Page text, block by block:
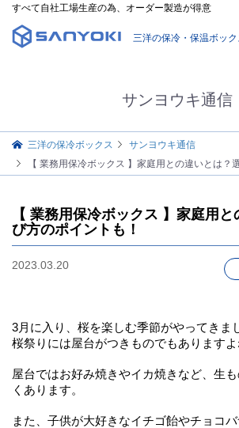
すべて自社工場生産の為、オーダー製造が得意
三洋の保冷・保温ボック
サンヨウキ通信
三洋の保冷ボックス
サンヨウキ通信
【 業務用保冷ボックス 】家庭用との違いとは？
【 業務用保冷ボックス 】家庭用
び方のポイントも！
2023.03.20
3月に入り、桜を楽しむ季節がやってきま
桜祭りには屋台がつきものでもありますよ
屋台ではお好み焼きやイカ焼きなど、生
くあります。
また、子供が大好きなイチゴ飴やチョコ